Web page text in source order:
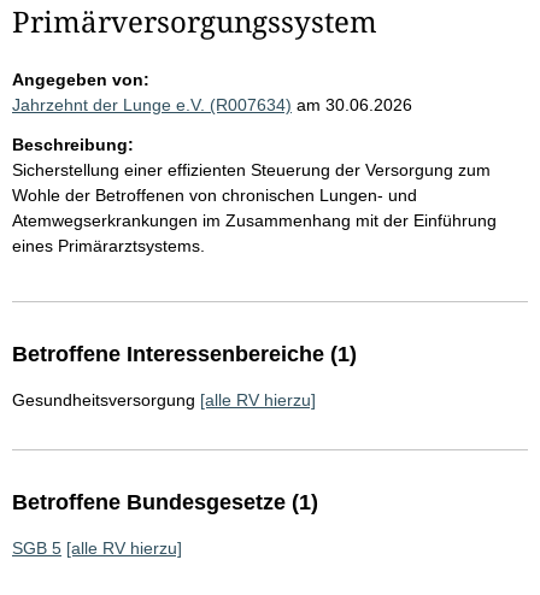
Primärversorgungssystem
Angegeben von:
Jahrzehnt der Lunge e.V. (R007634) am 30.06.2026
Beschreibung:
Sicherstellung einer effizienten Steuerung der Versorgung zum
Wohle der Betroffenen von chronischen Lungen- und
Atemwegserkrankungen im Zusammenhang mit der Einführung
eines Primärarztsystems.
Betroffene Interessenbereiche (1)
Gesundheitsversorgung [alle RV hierzu]
Betroffene Bundesgesetze (1)
SGB 5 [alle RV hierzu]